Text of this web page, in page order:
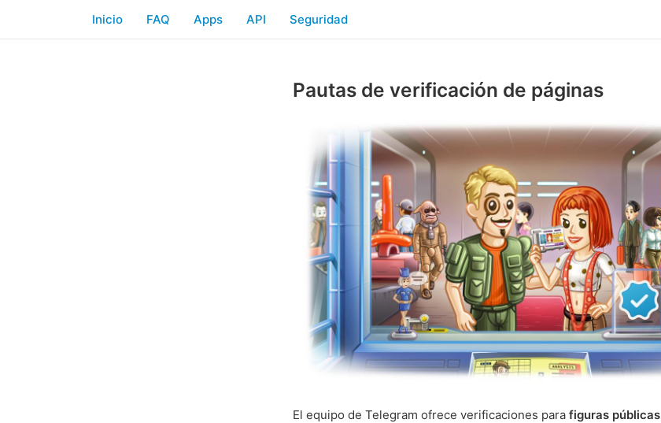
Inicio FAQ Apps API Seguridad
Pautas de verificación de páginas
El equipo de Telegram ofrece verificaciones para figuras públicas